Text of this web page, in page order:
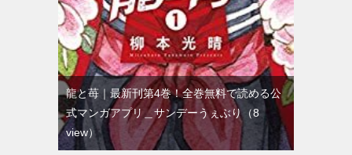
龍と苺｜最新刊第4巻！全巻無料で読める公
式マンガアプリ＿サンデーうぇぶり （8
view）